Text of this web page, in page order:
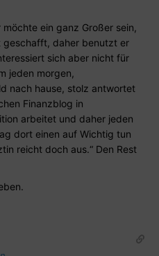
möchte ein ganz Großer sein,
geschafft, daher benutzt er
sich aber nicht für
jeden morgen,
nach hause, stolz antwortet
Finanzblog in
arbeitet und daher jeden
dort einen auf Wichtig tun
reicht doch aus.“ Den Rest